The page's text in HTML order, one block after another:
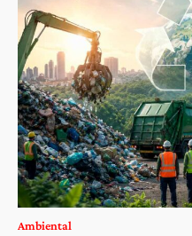
Ambiental